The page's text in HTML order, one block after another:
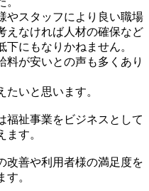
やスタッフにより良い職場
えなければ人材の確保など
にもなりかねません。
料が安いとの声も多くあり
いと思います。
福祉事業をビジネスとして
す。
改善や利用者様の満足度を
。